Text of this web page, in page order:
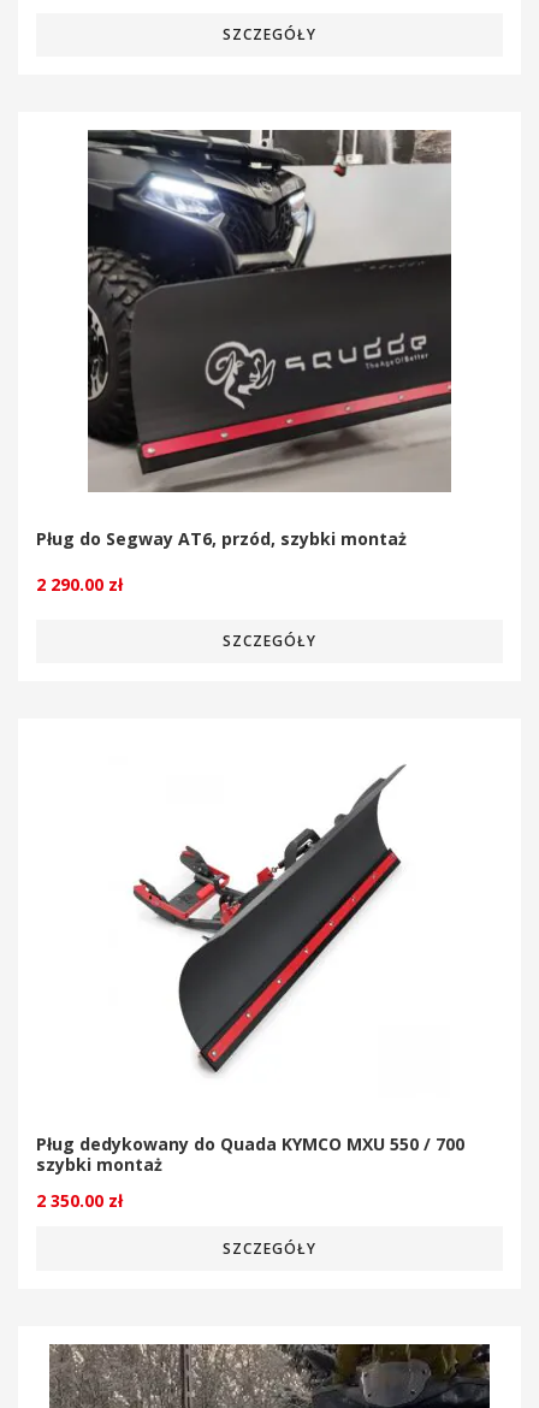
SZCZEGÓŁY
Pług do Segway AT6, przód, szybki montaż
2 290.00 zł
SZCZEGÓŁY
Pług dedykowany do Quada KYMCO MXU 550 / 700
szybki montaż
2 350.00 zł
SZCZEGÓŁY